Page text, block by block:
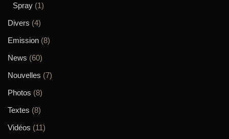
Spray (1)
Divers (4)
Emission (8)
News (60)
Nouvelles (7)
Photos (8)
Textes (8)
Vidéos (11)